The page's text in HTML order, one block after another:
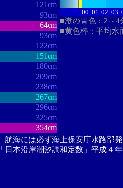
121cm
93cm
64cm
93cm
122cm
151cm
180cm
209cm
238cm
267cm
296cm
325cm
354cm
00 01 02 03
■潮の青色：2～4
■黄色棒：平均水
海には必ず海上保安庁水路部
本沿岸潮汐調和定数」平成４